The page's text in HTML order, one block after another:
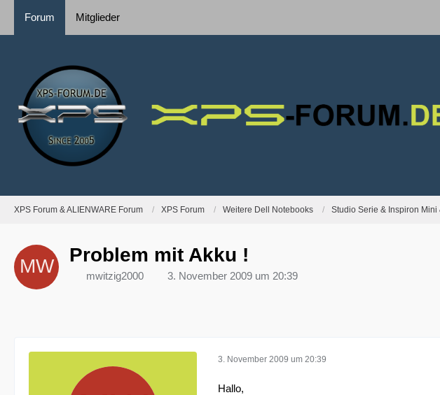
Forum Mitglieder
XPS Forum & ALIENWARE Forum XPS Forum Weitere Dell Notebooks Studio Serie & Inspiron Mini
Problem mit Akku !
mwitzig2000 3. November 2009 um 20:39
3. November 2009 um 20:39
Hallo,